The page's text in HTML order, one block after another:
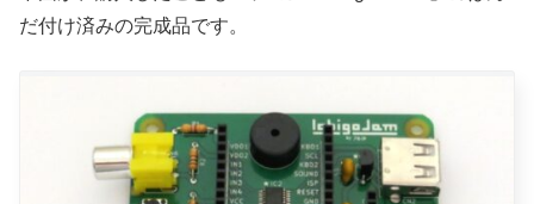
だ付け済みの完成品です。